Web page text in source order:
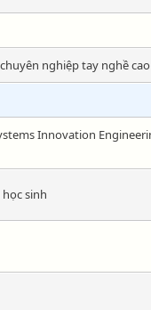
nghiệp tay nghề cao
Innovation
sinh